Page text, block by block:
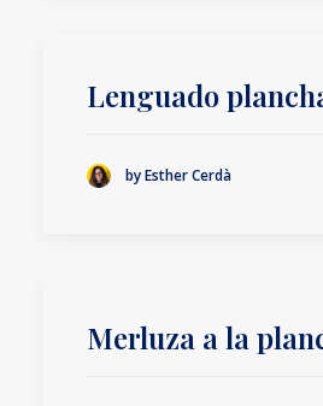
Lenguado
by Esther Cerdà
Merluza a la